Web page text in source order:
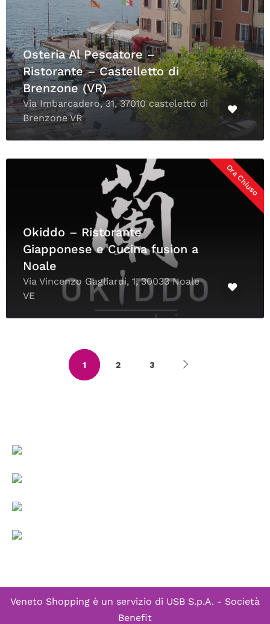
Osteria Al Pescatore –
Ristorante – Castelletto di
Brenzone (VR)
Via Imbarcadero, 31, 37010 casteletto di
Brenzone VR
Ora Chiuso
Okiddo – Ristorante
Giapponese e Cucina fusion a
Noale
Via Vincenzo Gagliardi, 1, 30033 Noale
VE
1 2 3
Veneto Shopping è un servizio di USB S.p.A. - Società
Benefit